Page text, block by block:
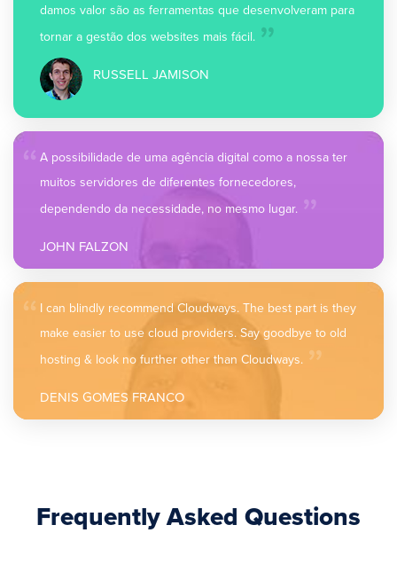
damos valor são as ferramentas que desenvolveram para
tornar a gestão dos websites mais fácil. „
RUSSELL JAMISON
“ A possibilidade de uma agência digital como a nossa ter
muitos servidores de diferentes fornecedores,
dependendo da necessidade, no mesmo lugar. „
JOHN FALZON
“ I can blindly recommend Cloudways. The best part is they
make easier to use cloud providers. Say goodbye to old
hosting & look no further other than Cloudways. „
DENIS GOMES FRANCO
Frequently Asked Questions